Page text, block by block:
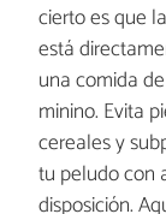
cierto es que
está
una comida
minino. Evita
cereales y
tu peludo con
disposición.